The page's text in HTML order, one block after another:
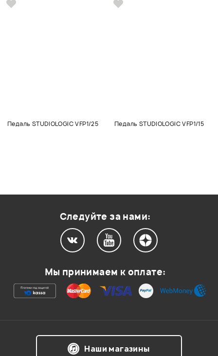
Педаль STUDIOLOGIC VFP1/25 Педаль STUDIOLOGIC VFP1/15
Следуйте за нами:
Мы принимаем к оплате:
Наши магазины